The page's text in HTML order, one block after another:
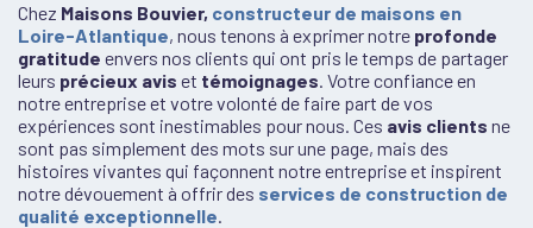
Chez Maisons Bouvier, constructeur de maisons en
Loire-Atlantique, nous tenons à exprimer notre profonde
gratitude envers nos clients qui ont pris le temps de partager
leurs précieux avis et témoignages. Votre confiance en
notre entreprise et votre volonté de faire part de vos
expériences sont inestimables pour nous. Ces avis clients ne
sont pas simplement des mots sur une page, mais des
histoires vivantes qui façonnent notre entreprise et inspirent
notre dévouement à offrir des services de construction de
qualité exceptionnelle.